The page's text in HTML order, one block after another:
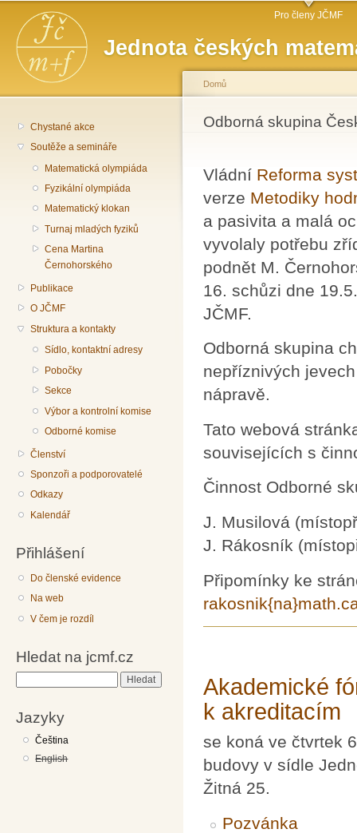
Jednota českých
Hlavní menu Pro členy JČMF
Chystané akce
Soutěže a semináře
Matematická olympiáda
Fyzikální olympiáda
Matematický klokan
Turnaj mladých fyziků
Cena Martina
Černohorského
Publikace
O JČMF
Struktura a kontakty
Sídlo, kontaktní adresy
Pobočky
Sekce
Výbor a kontrolní komise
Odborné komise
Členství
Sponzoři a podporovatelé
Odkazy
Kalendář
Přihlášení
Do členské evidence
Na web
V čem je rozdíl
Hledat na jcmf.cz
Jazyky
Čeština
English
Jste zde
Domů
Odborná skupina
Vládní Reforma
verze Metodiky
a pasivita a malá
vyvolaly potřebu
podnět M.
16. schůzi dne
JČMF.
Odborná skupina
nepříznivých
nápravě.
Tato webová
souvisejících s
Činnost Odborné
J. Musilová
J. Rákosník
Připomínky ke
Akademické
k akreditacím
se koná ve čtvrtek
budovy v sídle
Žitná 25.
Pozvánka